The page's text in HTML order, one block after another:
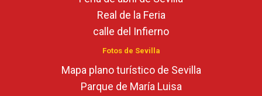
Real de la Feria
calle del Infierno
Fotos de Sevilla
Mapa plano turístico de Sevilla
Parque de María Luisa